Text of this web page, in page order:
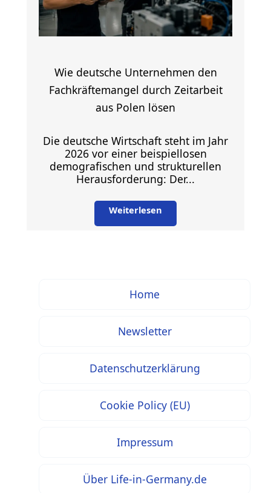
Wie deutsche Unternehmen den
Fachkräftemangel durch Zeitarbeit
aus Polen lösen
Die deutsche Wirtschaft steht im Jahr
2026 vor einer beispiellosen
demografischen und strukturellen
Herausforderung: Der...
Weiterlesen
Home
Newsletter
Datenschutzerklärung
Cookie Policy (EU)
Impressum
Über Life-in-Germany.de